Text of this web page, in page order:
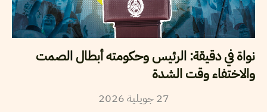
نواة في دقيقة: الرئيس وحكومته أبطال الصمت
والاختفاء وقت الشدة
27 جويلية2026